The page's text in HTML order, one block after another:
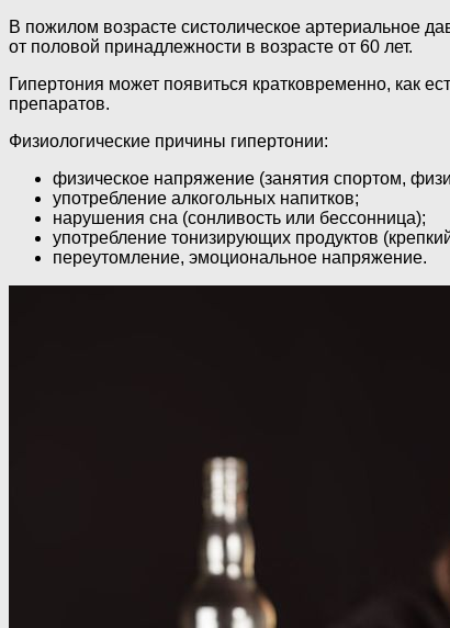
В пожилом возрасте систолическое артериальное
от половой принадлежности в возрасте от 60 лет.
Гипертония может появиться кратковременно, как
препаратов.
Физиологические причины гипертонии:
физическое напряжение (занятия спортом,
употребление алкогольных напитков;
нарушения сна (сонливость или бессонница);
употребление тонизирующих продуктов
переутомление, эмоциональное напряжение.